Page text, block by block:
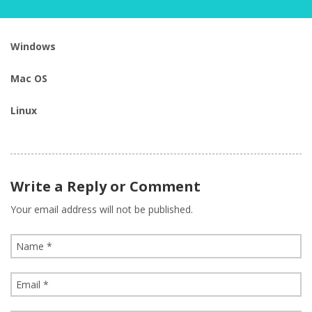
Windows
Mac OS
Linux
Write a Reply or Comment
Your email address will not be published.